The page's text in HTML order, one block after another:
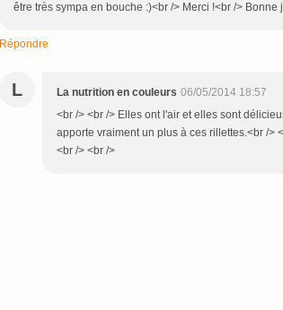
être très sympa en bouche :)<br /> Merci !<br /> Bonne
Répondre
L La nutrition en couleurs 06/05/2014 18:57
<br /> <br /> Elles ont l'air et elles sont
apporte vraiment un plus à ces rillettes.<br />
<br /> <br />